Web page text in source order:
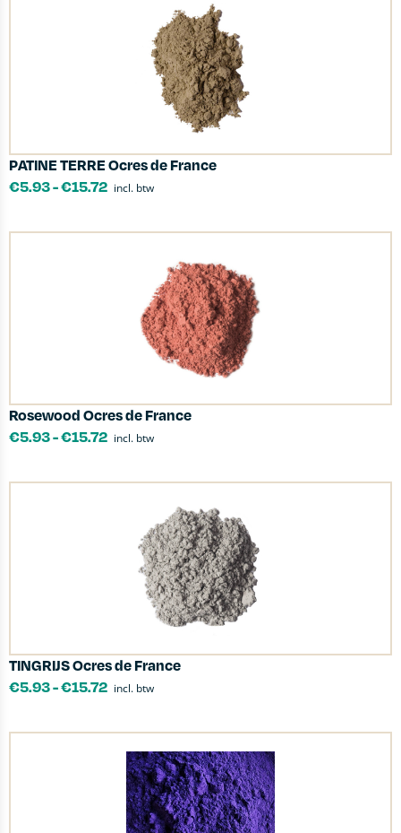
PATINE TERRE Ocres de France
€5.93-€15.72 incl. btw
Rosewood Ocres de France
€5.93-€15.72 incl. btw
TINGRIJS Ocres de France
€5.93-€15.72 incl. btw